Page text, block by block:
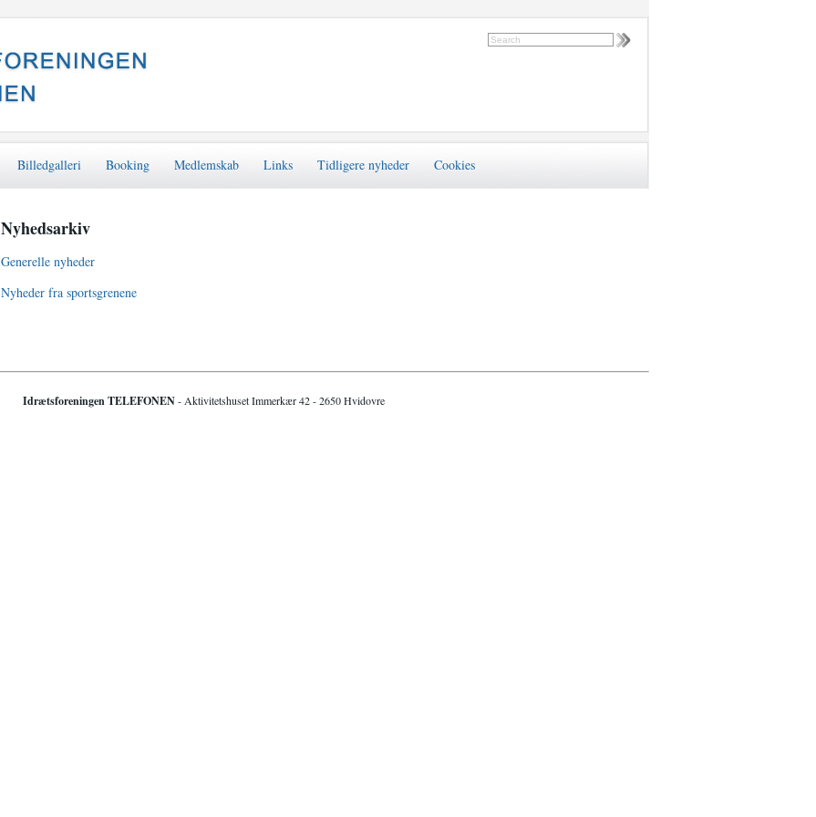
Billedgalleri Booking Medlemskab Links Tidligere nyheder Cookies
Nyhedsarkiv
Generelle nyheder
Nyheder fra sportsgrenene
Idrætsforeningen TELEFONEN- Aktivitetshuset Immerkær 42 - 2650 Hvidovre